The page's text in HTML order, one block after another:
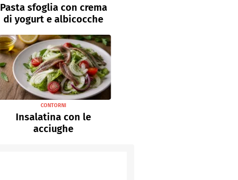
Pasta sfoglia con crema
di yogurt e albicocche
CONTORNI
Insalatina con le
acciughe